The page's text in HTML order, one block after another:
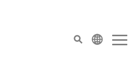
top menu